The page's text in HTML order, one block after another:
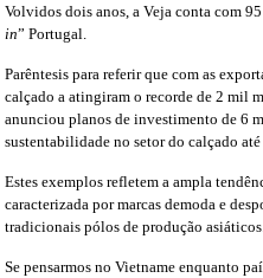
Volvidos dois anos, a Veja conta com
in” Portugal.
Parêntesis para referir que com as
calçado a atingiram o recorde de 2 mil
anunciou planos de investimento de 6
sustentabilidade no setor do calçado até
Estes exemplos refletem a ampla
caracterizada por marcas demoda e
tradicionais pólos de produção asiáticos.
Se pensarmos no Vietname enquanto